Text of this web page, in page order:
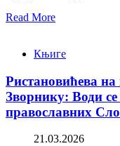
Read More
Књиге
Ристановићева
Зворнику: Води
православних
21.03.2026